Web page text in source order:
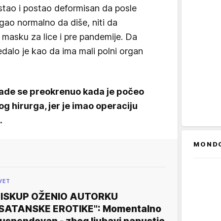
i postao deformisan da posle
normalno da diše, niti da
za lice i pre pandemije. Da
je kao da ima mali polni organ
se preokrenuo kada je počeo
hirurga, jer je imao operaciju
OŽENIO AUTORKU
EROTIKE": Momentalno